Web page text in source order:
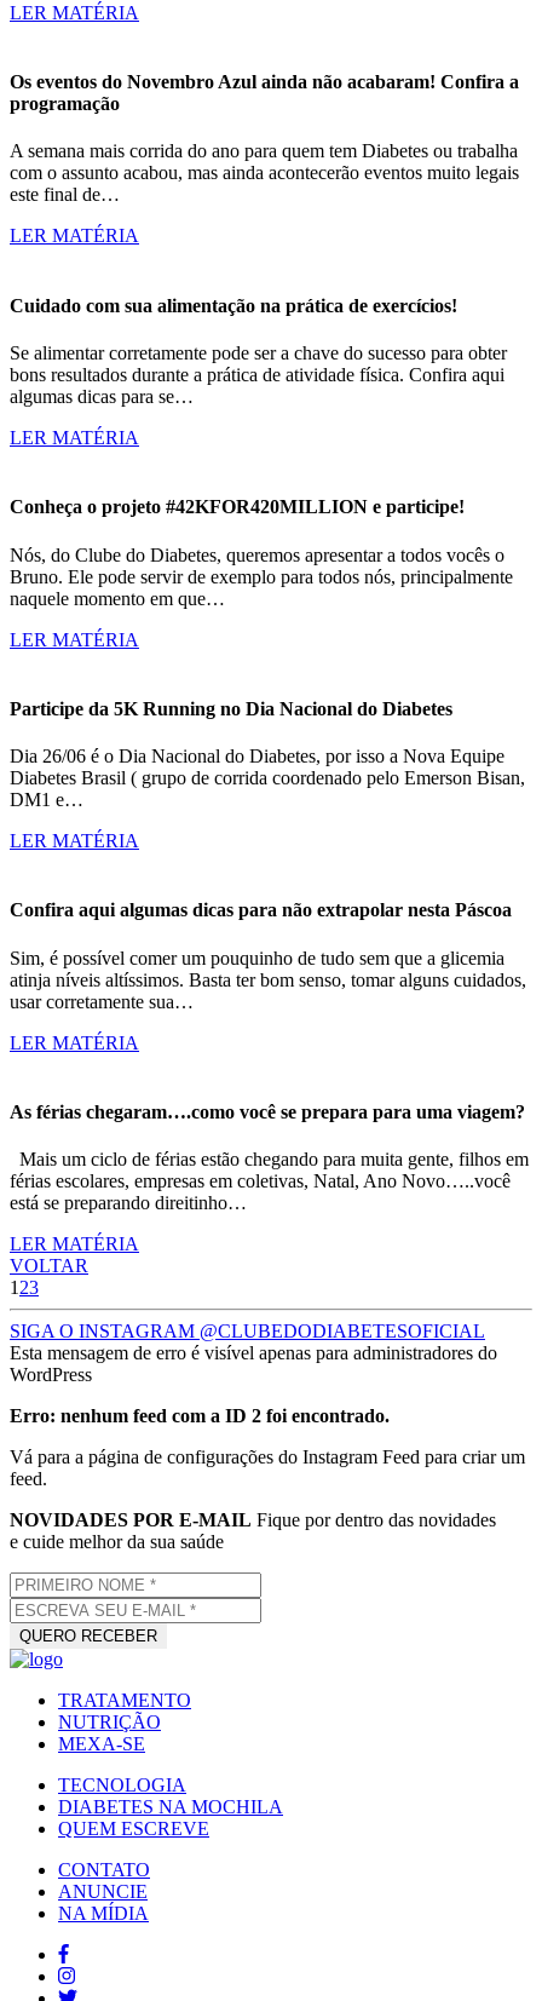
LER MATÉRIA
Os eventos do Novembro Azul ainda não acabaram! Confira a
programação
A semana mais corrida do ano para quem tem Diabetes ou trabalha
com o assunto acabou, mas ainda acontecerão eventos muito legais
este final de…
LER MATÉRIA
Cuidado com sua alimentação na prática de exercícios!
Se alimentar corretamente pode ser a chave do sucesso para obter
bons resultados durante a prática de atividade física. Confira aqui
algumas dicas para se…
LER MATÉRIA
Conheça o projeto #42KFOR420MILLION e participe!
Nós, do Clube do Diabetes, queremos apresentar a todos vocês o
Bruno. Ele pode servir de exemplo para todos nós, principalmente
naquele momento em que…
LER MATÉRIA
Participe da 5K Running no Dia Nacional do Diabetes
Dia 26/06 é o Dia Nacional do Diabetes, por isso a Nova Equipe
Diabetes Brasil ( grupo de corrida coordenado pelo Emerson Bisan,
DM1 e…
LER MATÉRIA
Confira aqui algumas dicas para não extrapolar nesta Páscoa
Sim, é possível comer um pouquinho de tudo sem que a glicemia
atinja níveis altíssimos. Basta ter bom senso, tomar alguns cuidados,
usar corretamente sua…
LER MATÉRIA
As férias chegaram….como você se prepara para uma viagem?
Mais um ciclo de férias estão chegando para muita gente, filhos em
férias escolares, empresas em coletivas, Natal, Ano Novo…..você
está se preparando direitinho…
LER MATÉRIA
VOLTAR
1 23
SIGA O INSTAGRAM @CLUBEDODIABETESOFICIAL
Esta mensagem de erro é visível apenas para administradores do
WordPress
Erro: nenhum feed com a ID 2 foi encontrado.
Vá para a página de configurações do Instagram Feed para criar um
feed.
NOVIDADES POR E-MAIL Fique por dentro das novidades
e cuide melhor da sua saúde
TRATAMENTO
NUTRIÇÃO
MEXA-SE
TECNOLOGIA
DIABETES NA MOCHILA
QUEM ESCREVE
CONTATO
ANUNCIE
NA MÍDIA